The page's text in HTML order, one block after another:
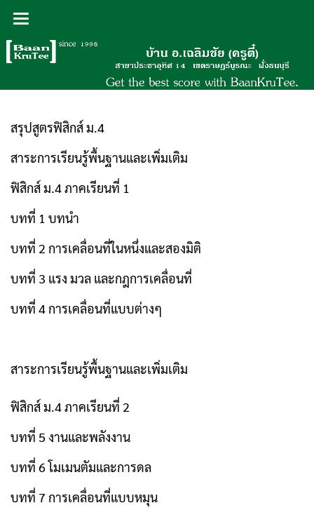
สรุปสูตรฟิสิกส์ ม.4
สาระการเรียนรู้พื้นฐานและเพิ่มเติม
ฟิสิกส์ ม.4 ภาคเรียนที่ 1
บทที่ 1 บทนำ
บทที่ 2 การเคลื่อนที่ในหนึ่งและสองมิติ
บทที่ 3 แรง มวล และกฎการเคลื่อนที่
บทที่ 4 การเคลื่อนที่แบบต่างๆ
สาระการเรียนรู้พื้นฐานและเพิ่มเติม
ฟิสิกส์ ม.4 ภาคเรียนที่ 2
บทที่ 5 งานและพลังงาน
บทที่ 6 โมเมนตัมและการดล
บทที่ 7 การเคลื่อนที่แบบหมุน